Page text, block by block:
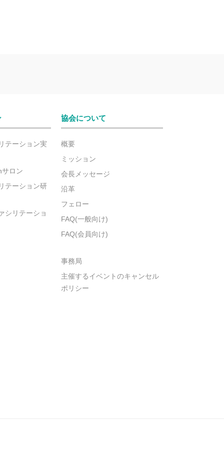
テーション実
ロン
テーション研
シリテーショ
協会について
概要
ミッション
会長メッセージ
沿革
フェロー
FAQ(一般向け)
FAQ(会員向け)
事務局
主催するイベントのキャンセル
ポリシー